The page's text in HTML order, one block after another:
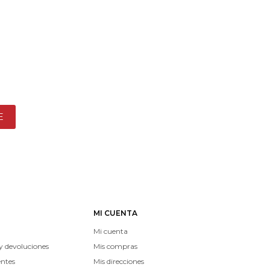
devoluciones
MI CUENTA
Mi cuenta
Mis compras
Mis direcciones